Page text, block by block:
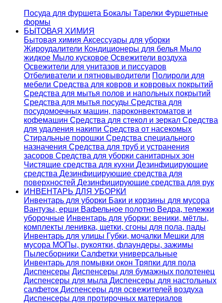
Посуда для фуршета Бокалы Тарелки Фуршетные
формы
БЫТОВАЯ ХИМИЯ
Бытовая химия Аксессуары для уборки
Жироудалители Кондиционеры для белья Мыло
жидкое Мыло кусковое Освежители воздуха
Освежители для унитазов и писсуаров
Отбеливатели и пятновыводители Полироли для
мебели Средства для ковров и ковровых покрытий
Средства для мытья полов и напольных покрытий
Средства для мытья посуды Средства для
посудомоечных машин, пароконвектоматов и
кофемашин Средства для стекол и зеркал Средства
для удаления накипи Средства от насекомых
Стиральные порошки Cредства специального
назначения Средства для труб и устранения
засоров Средства для уборки санитарных зон
Чистящие средства для кухни Дезинфицирующие
средства Дезинфицирующие средства для
поверхностей Дезинфицирующие средства для рук
ИНВЕНТАРЬ ДЛЯ УБОРКИ
Инвентарь для уборки Баки и корзины для мусора
Вантузы, ерши Вафельное полотно Ведра, тележки
уборочные Инвентарь для уборки: веники, мётлы,
комплекты ленивка, щетки, сгоны для пола, пады
Инвентарь для улицы Губки, мочалки Мешки для
мусора МОПы, рукоятки, флаундеры, зажимы
Пылесборники Салфетки универсальные
Инвентарь для помывки окон Тряпки для пола
Диспенсеры Диспенсеры для бумажных полотенец
Диспенсеры для мыла Диспенсеры для настольных
салфеток Диспенсеры для освежителей воздуха
Диспенсеры для протирочных материалов